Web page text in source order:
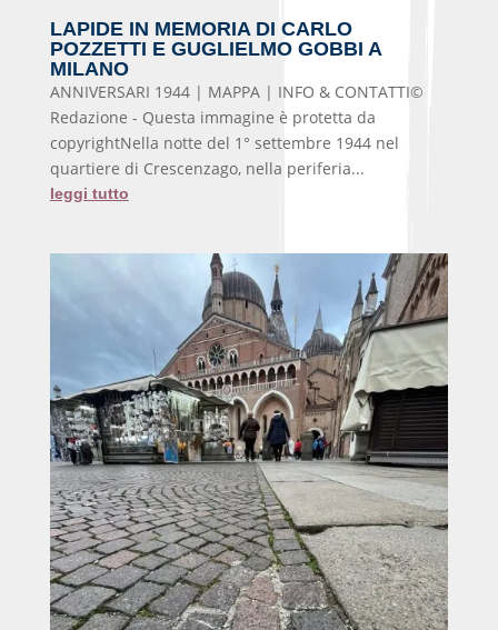
LAPIDE IN MEMORIA DI CARLO
POZZETTI E GUGLIELMO GOBBI A
MILANO
ANNIVERSARI 1944 | MAPPA | INFO & CONTATTI©
Redazione - Questa immagine è protetta da
copyrightNella notte del 1° settembre 1944 nel
quartiere di Crescenzago, nella periferia...
leggi tutto